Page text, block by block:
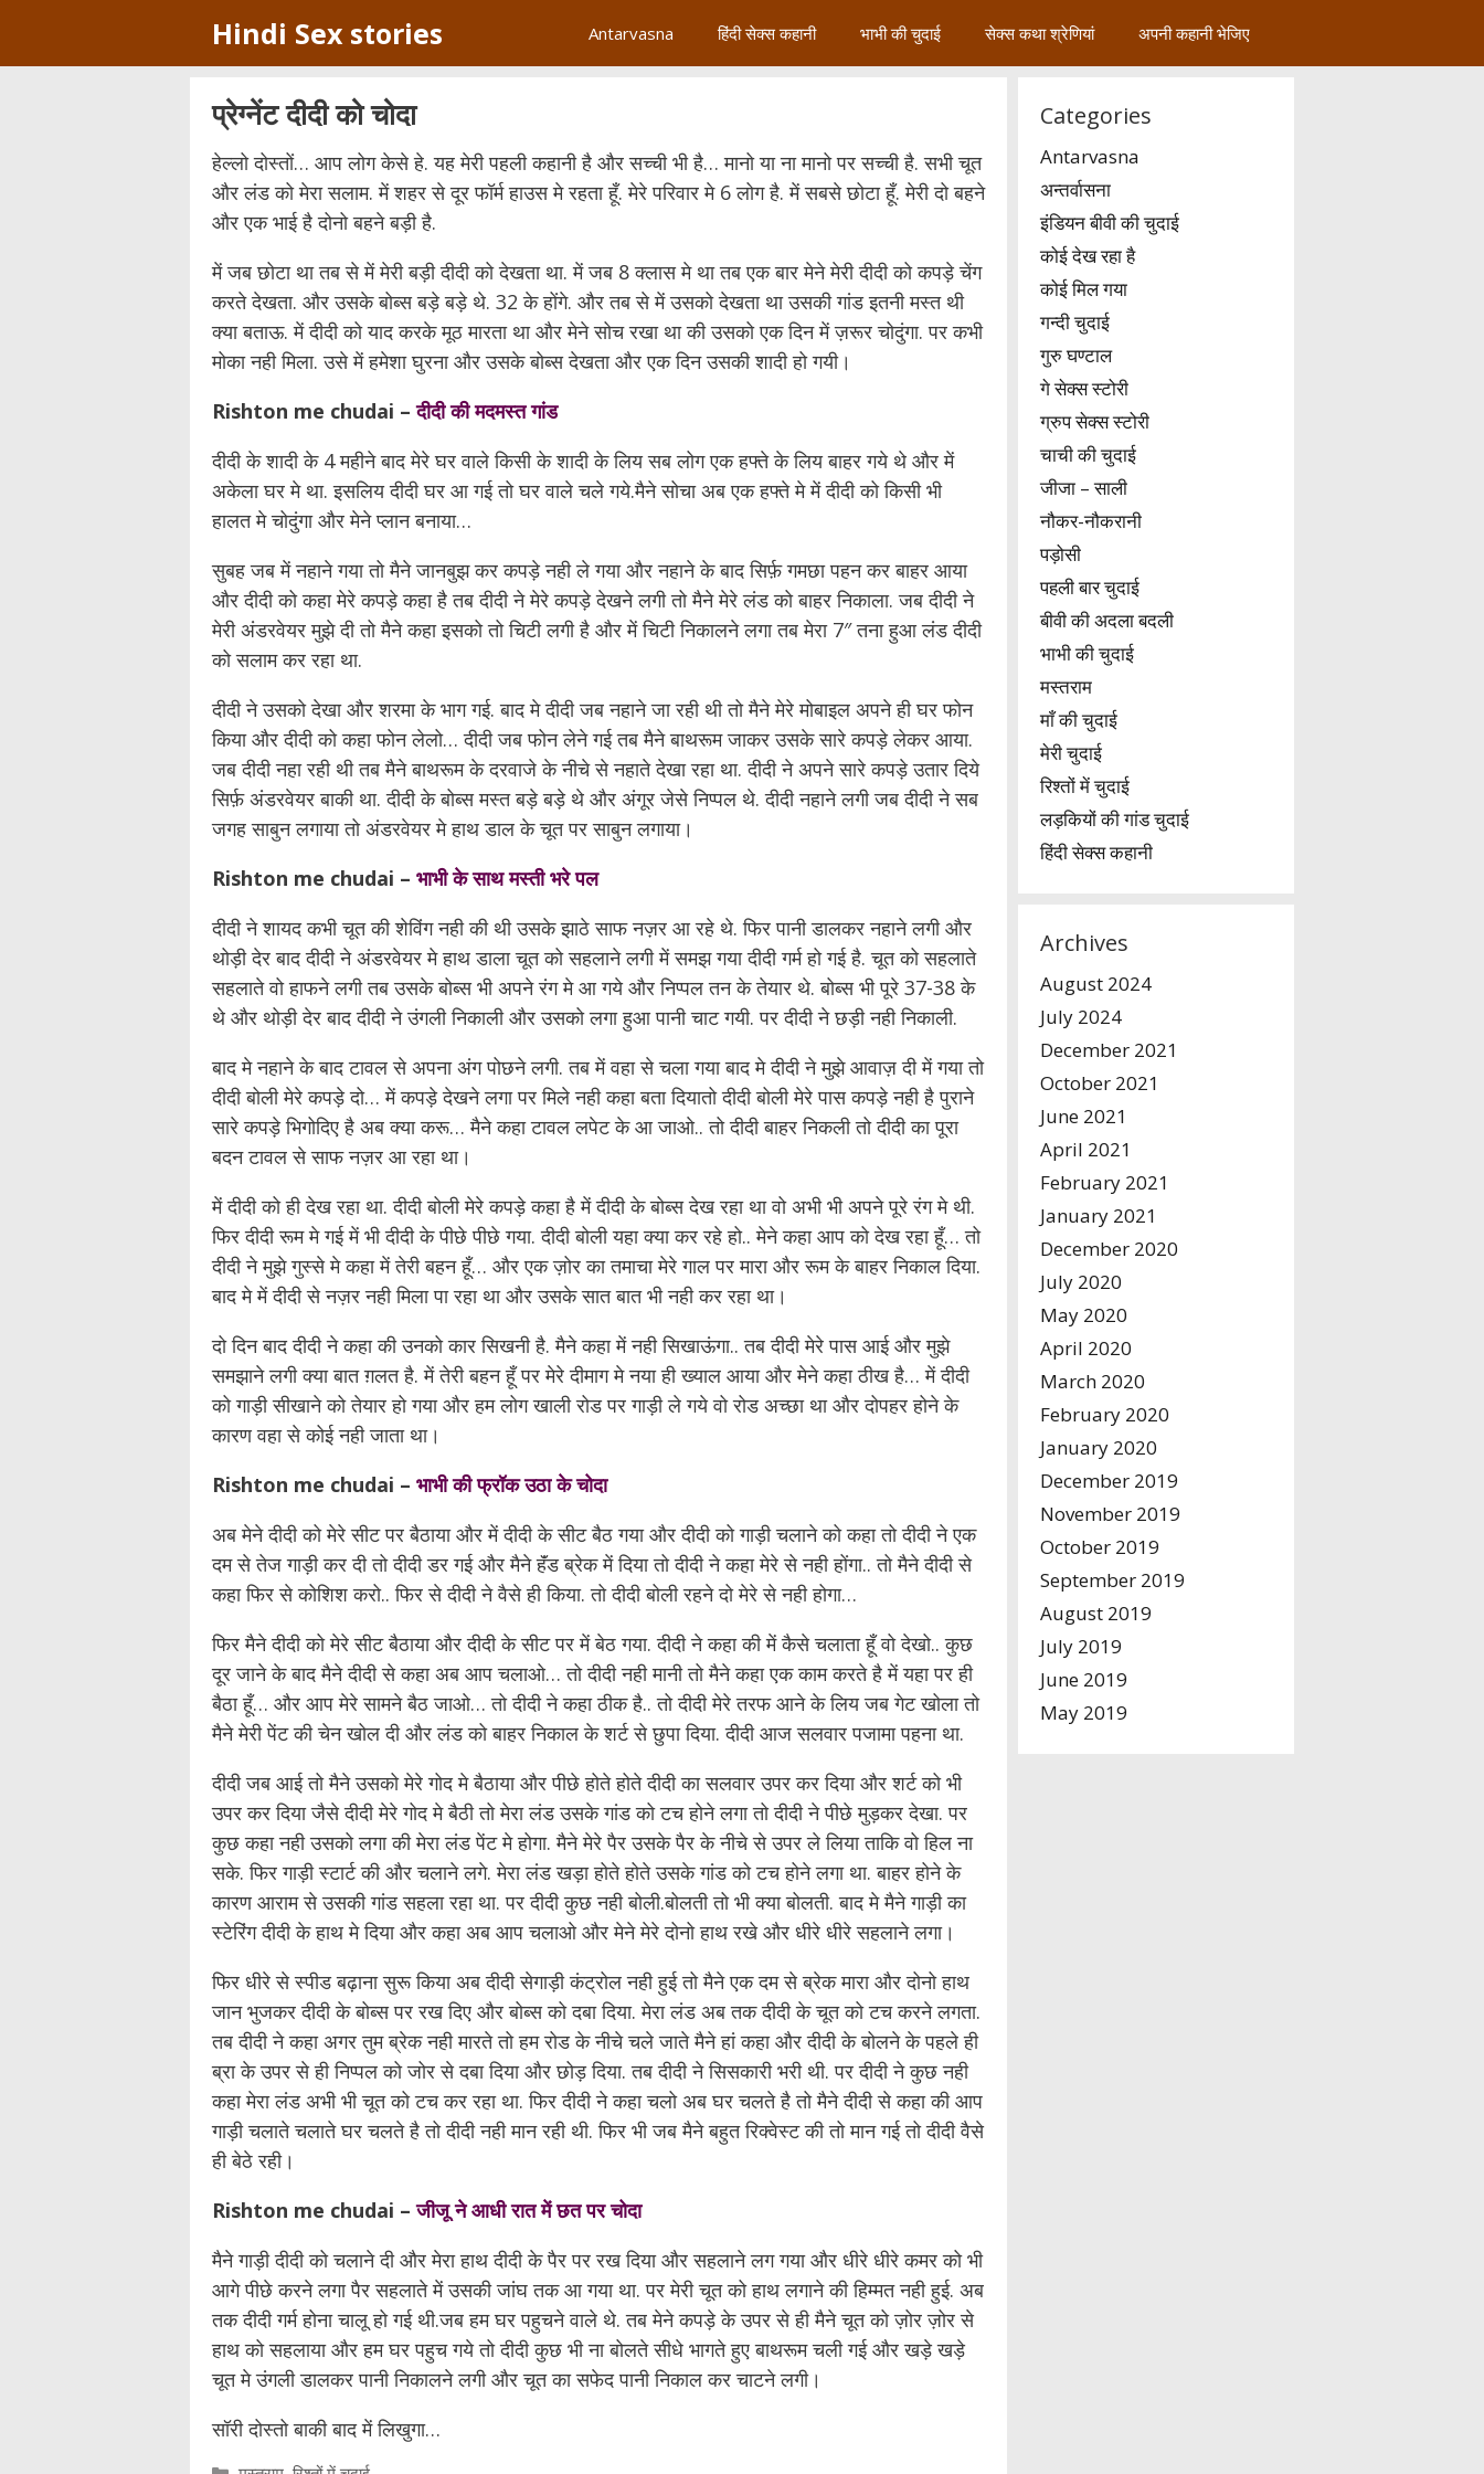
content
Hindi Sex stories Antarvasna हिंदी सेक्स कहानी भाभी की चुदाई सेक्स कथा श्रेणियां अपनी कहानी भेजिए
प्रेग्नेंट दीदी को चोदा
हेल्लो दोस्तों… आप लोग केसे हे. यह मेरी पहली कहानी है और सच्ची भी है… मानो या ना मानो पर सच्ची है. सभी चूत
और लंड को मेरा सलाम. में शहर से दूर फॉर्म हाउस मे रहता हूँ. मेरे परिवार मे 6 लोग है. में सबसे छोटा हूँ. मेरी दो बहने
और एक भाई है दोनो बहने बड़ी है.
में जब छोटा था तब से में मेरी बड़ी दीदी को देखता था. में जब 8 क्लास मे था तब एक बार मेने मेरी दीदी को कपड़े चेंग
करते देखता. और उसके बोब्स बड़े बड़े थे. 32 के होंगे. और तब से में उसको देखता था उसकी गांड इतनी मस्त थी
क्या बताऊ. में दीदी को याद करके मूठ मारता था और मेने सोच रखा था की उसको एक दिन में ज़रूर चोदुंगा. पर कभी
मोका नही मिला. उसे में हमेशा घुरना और उसके बोब्स देखता और एक दिन उसकी शादी हो गयी।
Rishton me chudai –दीदी की मदमस्त गांड
दीदी के शादी के 4 महीने बाद मेरे घर वाले किसी के शादी के लिय सब लोग एक हफ्ते के लिय बाहर गये थे और में
अकेला घर मे था. इसलिय दीदी घर आ गई तो घर वाले चले गये.मैने सोचा अब एक हफ्ते मे में दीदी को किसी भी
हालत मे चोदुंगा और मेने प्लान बनाया…
सुबह जब में नहाने गया तो मैने जानबुझ कर कपड़े नही ले गया और नहाने के बाद सिर्फ़ गमछा पहन कर बाहर आया
और दीदी को कहा मेरे कपड़े कहा है तब दीदी ने मेरे कपड़े देखने लगी तो मैने मेरे लंड को बाहर निकाला. जब दीदी ने
मेरी अंडरवेयर मुझे दी तो मैने कहा इसको तो चिटी लगी है और में चिटी निकालने लगा तब मेरा 7″ तना हुआ लंड दीदी
को सलाम कर रहा था.
दीदी ने उसको देखा और शरमा के भाग गई. बाद मे दीदी जब नहाने जा रही थी तो मैने मेरे मोबाइल अपने ही घर फोन
किया और दीदी को कहा फोन लेलो… दीदी जब फोन लेने गई तब मैने बाथरूम जाकर उसके सारे कपड़े लेकर आया.
जब दीदी नहा रही थी तब मैने बाथरूम के दरवाजे के नीचे से नहाते देखा रहा था. दीदी ने अपने सारे कपड़े उतार दिये
सिर्फ़ अंडरवेयर बाकी था. दीदी के बोब्स मस्त बड़े बड़े थे और अंगूर जेसे निप्पल थे. दीदी नहाने लगी जब दीदी ने सब
जगह साबुन लगाया तो अंडरवेयर मे हाथ डाल के चूत पर साबुन लगाया।
Rishton me chudai – भाभी के साथ मस्ती भरे पल
दीदी ने शायद कभी चूत की शेविंग नही की थी उसके झाठे साफ नज़र आ रहे थे. फिर पानी डालकर नहाने लगी और
थोड़ी देर बाद दीदी ने अंडरवेयर मे हाथ डाला चूत को सहलाने लगी में समझ गया दीदी गर्म हो गई है. चूत को सहलाते
सहलाते वो हाफने लगी तब उसके बोब्स भी अपने रंग मे आ गये और निप्पल तन के तेयार थे. बोब्स भी पूरे 37-38 के
थे और थोड़ी देर बाद दीदी ने उंगली निकाली और उसको लगा हुआ पानी चाट गयी. पर दीदी ने छड़ी नही निकाली.
बाद मे नहाने के बाद टावल से अपना अंग पोछने लगी. तब में वहा से चला गया बाद मे दीदी ने मुझे आवाज़ दी में गया तो
दीदी बोली मेरे कपड़े दो… में कपड़े देखने लगा पर मिले नही कहा बता दियातो दीदी बोली मेरे पास कपड़े नही है पुराने
सारे कपड़े भिगोदिए है अब क्या करू… मैने कहा टावल लपेट के आ जाओ.. तो दीदी बाहर निकली तो दीदी का पूरा
बदन टावल से साफ नज़र आ रहा था।
में दीदी को ही देख रहा था. दीदी बोली मेरे कपड़े कहा है में दीदी के बोब्स देख रहा था वो अभी भी अपने पूरे रंग मे थी.
फिर दीदी रूम मे गई में भी दीदी के पीछे पीछे गया. दीदी बोली यहा क्या कर रहे हो.. मेने कहा आप को देख रहा हूँ… तो
दीदी ने मुझे गुस्से मे कहा में तेरी बहन हूँ… और एक ज़ोर का तमाचा मेरे गाल पर मारा और रूम के बाहर निकाल दिया.
बाद मे में दीदी से नज़र नही मिला पा रहा था और उसके सात बात भी नही कर रहा था।
दो दिन बाद दीदी ने कहा की उनको कार सिखनी है. मैने कहा में नही सिखाऊंगा.. तब दीदी मेरे पास आई और मुझे
समझाने लगी क्या बात ग़लत है. में तेरी बहन हूँ पर मेरे दीमाग मे नया ही ख्याल आया और मेने कहा ठीख है… में दीदी
को गाड़ी सीखाने को तेयार हो गया और हम लोग खाली रोड पर गाड़ी ले गये वो रोड अच्छा था और दोपहर होने के
कारण वहा से कोई नही जाता था।
Rishton me chudai – भाभी की फ्रॉक उठा के चोदा
अब मेने दीदी को मेरे सीट पर बैठाया और में दीदी के सीट बैठ गया और दीदी को गाड़ी चलाने को कहा तो दीदी ने एक
दम से तेज गाड़ी कर दी तो दीदी डर गई और मैने हॅंड ब्रेक में दिया तो दीदी ने कहा मेरे से नही होंगा.. तो मैने दीदी से
कहा फिर से कोशिश करो.. फिर से दीदी ने वैसे ही किया. तो दीदी बोली रहने दो मेरे से नही होगा…
फिर मैने दीदी को मेरे सीट बैठाया और दीदी के सीट पर में बेठ गया. दीदी ने कहा की में कैसे चलाता हूँ वो देखो.. कुछ
दूर जाने के बाद मैने दीदी से कहा अब आप चलाओ… तो दीदी नही मानी तो मैने कहा एक काम करते है में यहा पर ही
बैठा हूँ… और आप मेरे सामने बैठ जाओ… तो दीदी ने कहा ठीक है.. तो दीदी मेरे तरफ आने के लिय जब गेट खोला तो
मैने मेरी पेंट की चेन खोल दी और लंड को बाहर निकाल के शर्ट से छुपा दिया. दीदी आज सलवार पजामा पहना था.
दीदी जब आई तो मैने उसको मेरे गोद मे बैठाया और पीछे होते होते दीदी का सलवार उपर कर दिया और शर्ट को भी
उपर कर दिया जैसे दीदी मेरे गोद मे बैठी तो मेरा लंड उसके गांड को टच होने लगा तो दीदी ने पीछे मुड़कर देखा. पर
कुछ कहा नही उसको लगा की मेरा लंड पेंट मे होगा. मैने मेरे पैर उसके पैर के नीचे से उपर ले लिया ताकि वो हिल ना
सके. फिर गाड़ी स्टार्ट की और चलाने लगे. मेरा लंड खड़ा होते होते उसके गांड को टच होने लगा था. बाहर होने के
कारण आराम से उसकी गांड सहला रहा था. पर दीदी कुछ नही बोली.बोलती तो भी क्या बोलती. बाद मे मैने गाड़ी का
स्टेरिंग दीदी के हाथ मे दिया और कहा अब आप चलाओ और मेने मेरे दोनो हाथ रखे और धीरे धीरे सहलाने लगा।
फिर धीरे से स्पीड बढ़ाना सुरू किया अब दीदी सेगाड़ी कंट्रोल नही हुई तो मैने एक दम से ब्रेक मारा और दोनो हाथ
जान भुजकर दीदी के बोब्स पर रख दिए और बोब्स को दबा दिया. मेरा लंड अब तक दीदी के चूत को टच करने लगता.
तब दीदी ने कहा अगर तुम ब्रेक नही मारते तो हम रोड के नीचे चले जाते मैने हां कहा और दीदी के बोलने के पहले ही
ब्रा के उपर से ही निप्पल को जोर से दबा दिया और छोड़ दिया. तब दीदी ने सिसकारी भरी थी. पर दीदी ने कुछ नही
कहा मेरा लंड अभी भी चूत को टच कर रहा था. फिर दीदी ने कहा चलो अब घर चलते है तो मैने दीदी से कहा की आप
गाड़ी चलाते चलाते घर चलते है तो दीदी नही मान रही थी. फिर भी जब मैने बहुत रिक्वेस्ट की तो मान गई तो दीदी वैसे
ही बेठे रही।
Rishton me chudai –जीजू ने आधी रात में छत पर चोदा
मैने गाड़ी दीदी को चलाने दी और मेरा हाथ दीदी के पैर पर रख दिया और सहलाने लग गया और धीरे धीरे कमर को भी
आगे पीछे करने लगा पैर सहलाते में उसकी जांघ तक आ गया था. पर मेरी चूत को हाथ लगाने की हिम्मत नही हुई. अब
तक दीदी गर्म होना चालू हो गई थी.जब हम घर पहुचने वाले थे. तब मेने कपड़े के उपर से ही मैने चूत को ज़ोर ज़ोर से
हाथ को सहलाया और हम घर पहुच गये तो दीदी कुछ भी ना बोलते सीधे भागते हुए बाथरूम चली गई और खड़े खड़े
चूत मे उंगली डालकर पानी निकालने लगी और चूत का सफेद पानी निकाल कर चाटने लगी।
सॉरी दोस्तो बाकी बाद में लिखुगा…
Categories
Antarvasna
अन्तर्वासना
इंडियन बीवी की चुदाई
कोई देख रहा है
कोई मिल गया
गन्दी चुदाई
गुरु घण्टाल
गे सेक्स स्टोरी
ग्रुप सेक्स स्टोरी
चाची की चुदाई
जीजा – साली
नौकर-नौकरानी
पड़ोसी
पहली बार चुदाई
बीवी की अदला बदली
भाभी की चुदाई
मस्तराम
माँ की चुदाई
मेरी चुदाई
रिश्तों में चुदाई
लड़कियों की गांड चुदाई
हिंदी सेक्स कहानी
Archives
August 2024
July 2024
December 2021
October 2021
June 2021
April 2021
February 2021
January 2021
December 2020
July 2020
May 2020
April 2020
March 2020
February 2020
January 2020
December 2019
November 2019
October 2019
September 2019
August 2019
July 2019
June 2019
May 2019